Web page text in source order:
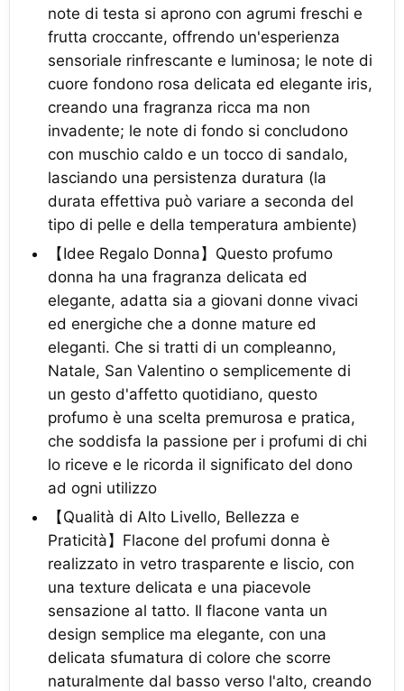
note di testa si aprono con agrumi freschi e
frutta croccante, offrendo un'esperienza
sensoriale rinfrescante e luminosa; le note di
cuore fondono rosa delicata ed elegante iris,
creando una fragranza ricca ma non
invadente; le note di fondo si concludono
con muschio caldo e un tocco di sandalo,
lasciando una persistenza duratura (la
durata effettiva può variare a seconda del
tipo di pelle e della temperatura ambiente)
【Idee Regalo Donna】Questo profumo
donna ha una fragranza delicata ed
elegante, adatta sia a giovani donne vivaci
ed energiche che a donne mature ed
eleganti. Che si tratti di un compleanno,
Natale, San Valentino o semplicemente di
un gesto d'affetto quotidiano, questo
profumo è una scelta premurosa e pratica,
che soddisfa la passione per i profumi di chi
lo riceve e le ricorda il significato del dono
ad ogni utilizzo
【Qualità di Alto Livello, Bellezza e
Praticità】Flacone del profumi donna è
realizzato in vetro trasparente e liscio, con
una texture delicata e una piacevole
sensazione al tatto. Il flacone vanta un
design semplice ma elegante, con una
delicata sfumatura di colore che scorre
naturalmente dal basso verso l'alto, creando